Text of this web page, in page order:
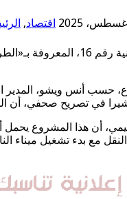
اقتصاد,
تشهد الطريق
حسب أنس ويشو، المدير
في تصريح صحفي، أن
أن هذا المشروع يحمل
مع بدء تشغيل ميناء